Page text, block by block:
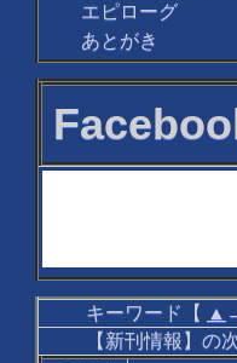
エピローグ
あとがき
キーワード【 ▲
【新刊情報】の